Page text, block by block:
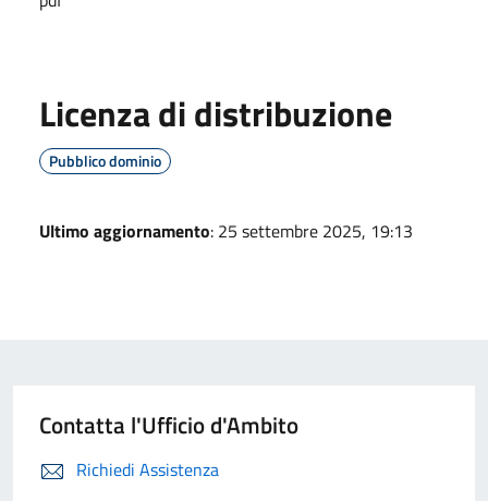
Licenza di distribuzione
Pubblico dominio
Ultimo aggiornamento: 25 settembre 2025, 19:13
Contatta l'Ufficio d'Ambito
Richiedi Assistenza